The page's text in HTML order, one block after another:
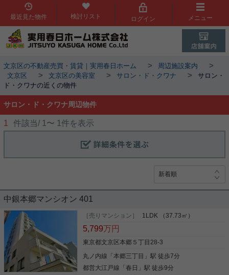
最近見た物件 検討リスト ログイン メニュー
文京区の不動産売買・賃貸｜実用春日ホーム > 周辺施設案内 >
文京区 > 文京区の美容室 > サロン・ド・クワナ >
サロン・
ド・クワナの近くの物件
サロン・ド・クワナ周辺物件
1 件該当/ 1 〜 1 件を表示
中銀本郷マンシオン 401
［売りマンション］ 1LDK （37.73㎡）
5,799万円
東京都文京区本郷５丁目28-3
丸ノ内線 「本郷三丁目 」駅 徒歩7分
都営大江戸線 「春日 」駅 徒歩9分